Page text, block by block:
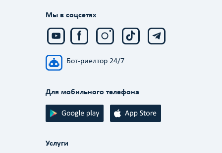
Мы в соцсетях
Бот-риелтор 24/7
Для мобильного телефона
Услуги